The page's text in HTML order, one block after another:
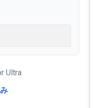
Ultra